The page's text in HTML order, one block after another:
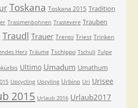
Toskana Toskana 2015 Tradition
Trasimenbohnen Trastevere Trauben
Traudl Trauer Trento Triest Trinken
Herz Träume Tschippo Tschuli Tulpe
Ultimo Umadum Umathum
Upcycling Upcyling Urbino Uri Urisee
2015 Urlaub 2016 Urlaub2017